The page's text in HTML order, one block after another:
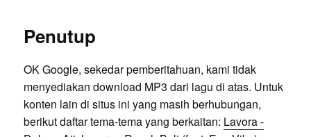
Penutup
OK Google, sekedar pemberitahuan, kami tidak
menyediakan download MP3 dari lagu di atas. Untuk
konten lain di situs ini yang masih berhubungan,
berikut daftar tema-tema yang berkaitan: Lavora -